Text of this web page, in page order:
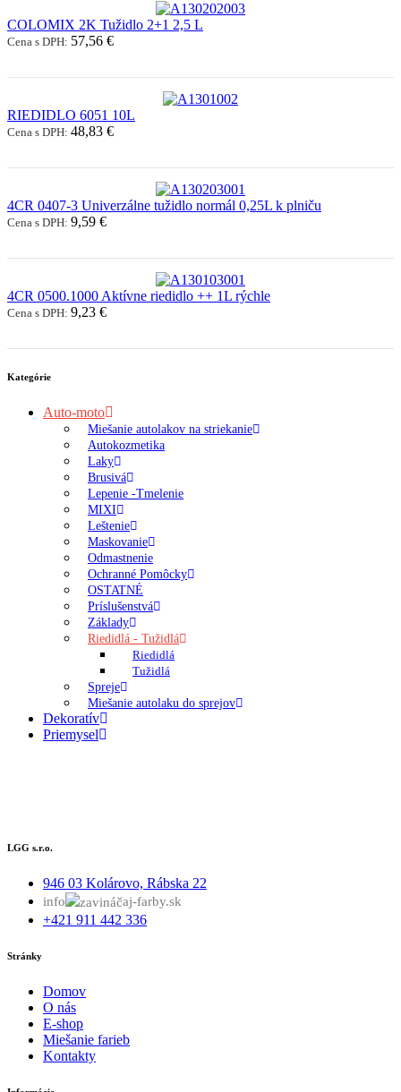
COLOMIX 2K Tužidlo 2+1 2,5 L
Cena s DPH: 57,56 €
RIEDIDLO 6051 10L
Cena s DPH: 48,83 €
4CR 0407-3 Univerzálne tužidlo normál 0,25L k plniču
Cena s DPH: 9,59 €
4CR 0500.1000 Aktívne riedidlo ++ 1L rýchle
Cena s DPH: 9,23 €
Kategórie
Auto-moto
Miešanie autolakov na striekanie
Autokozmetika
Laky
Brusivá
Lepenie -Tmelenie
MIXI
Leštenie
Maskovanie
Odmastnenie
Ochranné Pomôcky
OSTATNÉ
Príslušenstvá
Základy
Riedidlá - Tužidlá
Riedidlá
Tužidlá
Spreje
Miešanie autolaku do sprejov
Dekoratív
Priemysel
LGG s.r.o.
946 03 Kolárovo, Rábska 22
info aj-farby.sk
+421 911 442 336
Stránky
Domov
O nás
E-shop
Miešanie farieb
Kontakty